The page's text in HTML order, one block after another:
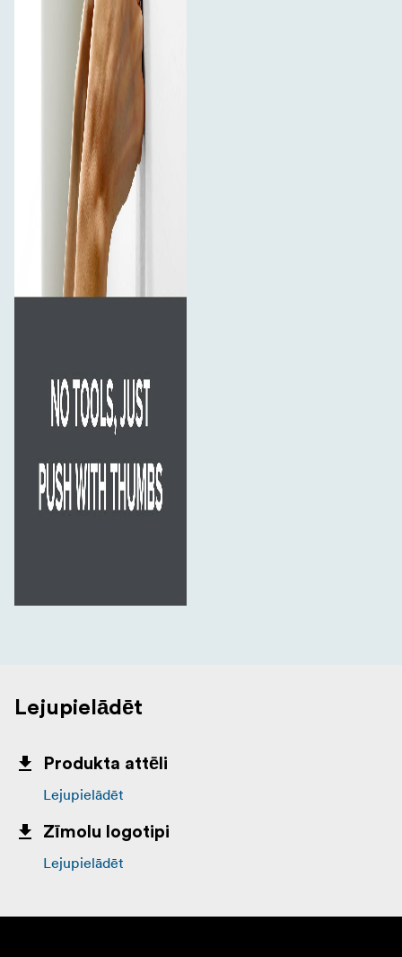
Lejupielādēt
Produkta attēli
Lejupielādēt
Zīmolu logotipi
Lejupielādēt